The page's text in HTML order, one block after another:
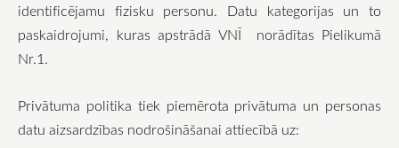
identificējamu fizisku personu. Datu kategorijas un to
paskaidrojumi, kuras apstrādā VNĪ norādītas Pielikumā
Nr.1.
Privātuma politika tiek piemērota privātuma un personas
datu aizsardzības nodrošināšanai attiecībā uz: